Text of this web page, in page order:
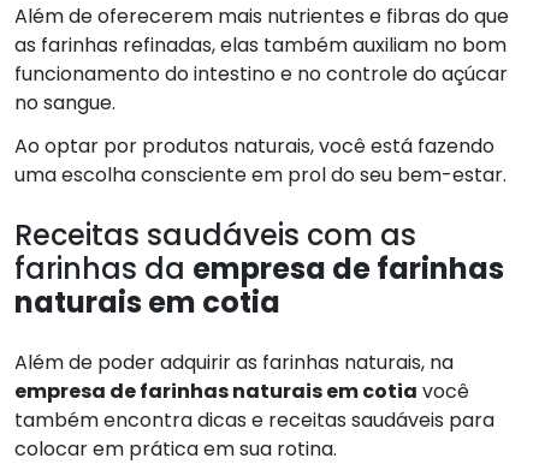
Além de oferecerem mais nutrientes e fibras do que
as farinhas refinadas, elas também auxiliam no bom
funcionamento do intestino e no controle do açúcar
no sangue.
Ao optar por produtos naturais, você está fazendo
uma escolha consciente em prol do seu bem-estar.
Receitas saudáveis com as
farinhas da empresa de farinhas
naturais em cotia
Além de poder adquirir as farinhas naturais, na
empresa de farinhas naturais em cotia você
também encontra dicas e receitas saudáveis para
colocar em prática em sua rotina.